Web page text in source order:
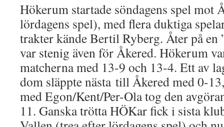
Hökerum startade söndagens spel mot
lördagens spel), med flera duktiga
trakter kände Bertil Ryberg. Åter på en
var stenig även för Åkered. Hökerum
matcherna med 13-9 och 13-4. Ett av
dom släppte nästa till Åkered med 0-
med Egon/Kent/Per-Ola tog den
11. Ganska trötta HÖKar fick i sista